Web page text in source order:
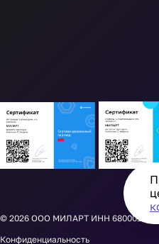
© 2026 ООО МИЛАРТ ИНН 6800015913
Конфиденциальность